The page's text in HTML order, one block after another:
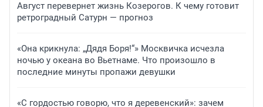
Август перевернет жизнь Козерогов. К чему готовит
ретроградный Сатурн — прогноз
«Она крикнула: „Дядя Боря!“» Москвичка исчезла
ночью у океана во Вьетнаме. Что произошло в
последние минуты пропажи девушки
«С гордостью говорю, что я деревенский»: зачем